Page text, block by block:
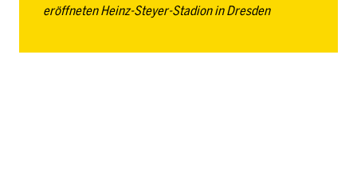
eröffneten Heinz-Steyer-Stadion in Dresden